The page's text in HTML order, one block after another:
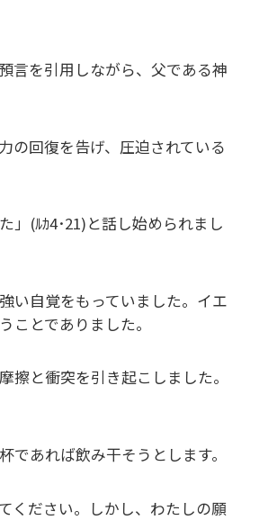
言を引用しながら、父である神
の回復を告げ、圧迫されている
」(ﾙｶ4･21)と話し始められまし
い自覚をもっていました。イエ
とでありました。
と衝突を引き起こしました。
あれば飲み干そうとします。
ください。しかし、わたしの願